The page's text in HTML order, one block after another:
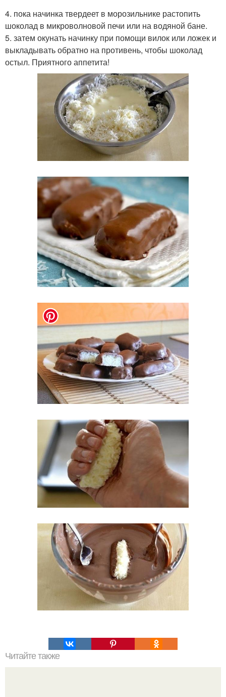
4. пока начинка твердеет в морозильнике растопить
шоколад в микроволновой печи или на водяной бане.
5. затем окунать начинку при помощи вилок или ложек и
выкладывать обратно на противень, чтобы шоколад
остыл. Приятного аппетита!
Читайте также